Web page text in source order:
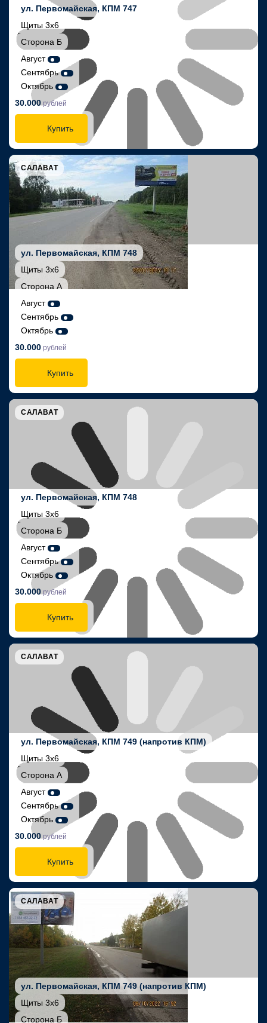
ул. Первомайская, КПМ 747
Щиты 3х6
Сторона Б
Август
Сентябрь
Октябрь
30.000 рублей
Купить
САЛАВАТ
ул. Первомайская, КПМ 748
Щиты 3х6
Сторона А
Август
Сентябрь
Октябрь
30.000 рублей
Купить
САЛАВАТ
ул. Первомайская, КПМ 748
Щиты 3х6
Сторона Б
Август
Сентябрь
Октябрь
30.000 рублей
Купить
САЛАВАТ
ул. Первомайская, КПМ 749 (напротив КПМ)
Щиты 3х6
Сторона А
Август
Сентябрь
Октябрь
30.000 рублей
Купить
САЛАВАТ
ул. Первомайская, КПМ 749 (напротив КПМ)
Щиты 3х6
Сторона Б